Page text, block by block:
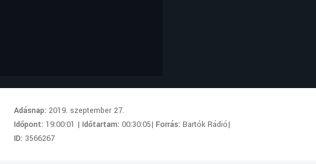
Adásnap:2019. szeptember 27.
Időpont: 19:00:01 |Időtartam:00:30:05|Forrás:Bartók Rádió|
ID: 3566267